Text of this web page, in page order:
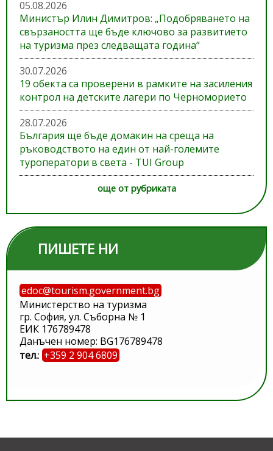
05.08.2026
Министър Илин Димитров: „Подобряването на
свързаността ще бъде ключово за развитието
на туризма през следващата година“
30.07.2026
19 обекта са проверени в рамките на засиления
контрол на детските лагери по Черноморието
28.07.2026
България ще бъде домакин на среща на
ръководството на един от най-големите
туроператори в света - TUI Group
още от рубриката
ПИШЕТЕ НИ
edoc@tourism.government.bg
Министерство на туризма
гр. София, ул. Съборна № 1
ЕИК 176789478
Данъчен номер: BG176789478
тел.: +359 2 904 6809